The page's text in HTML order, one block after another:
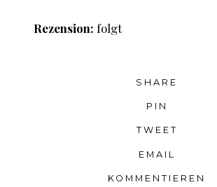
Rezension: folgt
SHARE
PIN
TWEET
EMAIL
KOMMENTIEREN